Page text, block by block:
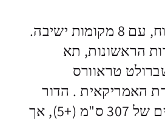
שברולט טראוורס הוא רכב פנאי גדול ומרווח, עם 8 מקומות ישיבה.
הראשונות, תא
טראוורס
האמריקאית . הדור
השני מתבסס על רצפה חדשה ובסיס גלגלים של 307 ס"מ (+5), אך